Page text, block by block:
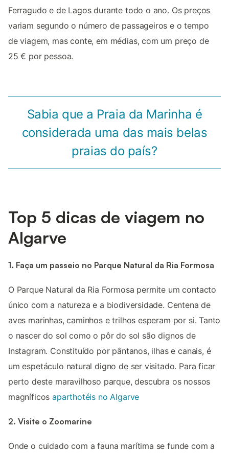
Ferragudo e de Lagos durante todo o ano. Os preços
variam segundo o número de passageiros e o tempo
de viagem, mas conte, em médias, com um preço de
25 € por pessoa.
Sabia que a Praia da Marinha é
considerada uma das mais belas
praias do país?
Top 5 dicas de viagem no
Algarve
1. Faça um passeio no Parque Natural da Ria Formosa
O Parque Natural da Ria Formosa permite um contacto
único com a natureza e a biodiversidade. Centena de
aves marinhas, caminhos e trilhos esperam por si. Tanto
o nascer do sol como o pôr do sol são dignos de
Instagram. Constituído por pântanos, ilhas e canais, é
um espetáculo natural digno de ser visitado. Para ficar
perto deste maravilhoso parque, descubra os nossos
magníficosaparthotéis no Algarve
2. Visite o Zoomarine
Onde o cuidado com a fauna marítima se funde com a